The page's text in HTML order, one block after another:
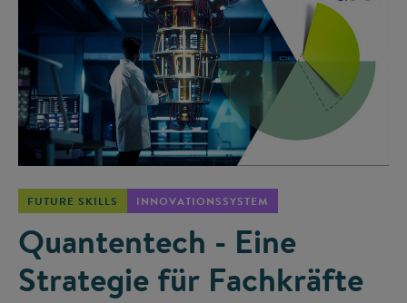
FUTURE SKILLS INNOVATIONSSYSTEM
Quantentech - Eine
Strategie für Fachkräfte